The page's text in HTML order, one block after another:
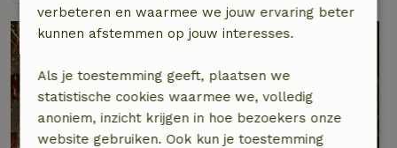
verbeteren en waarmee we jouw ervaring beter
kunnen afstemmen op jouw interesses.
Als je toestemming geeft, plaatsen we
statistische cookies waarmee we, volledig
anoniem, inzicht krijgen in hoe bezoekers onze
website gebruiken. Ook kun je toestemming